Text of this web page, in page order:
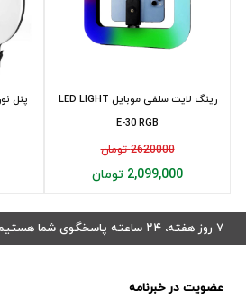
رینگ لایت سلفی موبایل LED LIGHT
E-30 RGB
2620000 تومان
2,099,000 تومان
۷ روز هفته، ۲۴ ساعته پاسخگوی شما هستیم
عضویت در خبرنامه